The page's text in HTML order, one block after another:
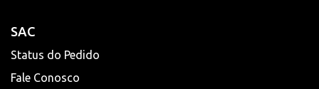
SAC
Status do Pedido
Fale Conosco